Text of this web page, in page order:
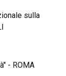
sulla
- ROMA